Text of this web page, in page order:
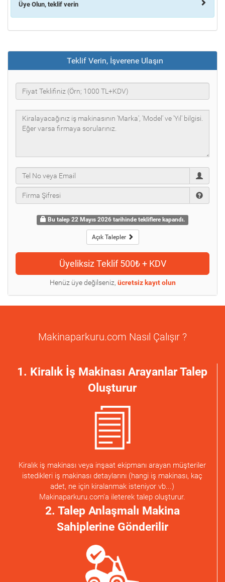
Üye Olun, teklif verin
Teklif Verin, İşverene Ulaşın
Bu talep 22 Mayıs 2026 tarihinde tekliflere kapandı.
Açık Talepler
Henüz üye değilseniz, ücretsiz kayıt olun
Makinaparkuru.com Nasıl Çalışır ?
1. Kiralık İş Makinası Arayanlar Talep
Oluşturur
Kiralık iş makinası veya inşaat ekipmanı arayan müşteriler
istedikleri iş makinası detaylarını (hangi iş makinası, kaç
adet, ne için kiralanmak isteniyor vb...)
Makinaparkuru.com'a ileterek talep oluşturur.
2. Talep Anlaşmalı Makina
Sahiplerine Gönderilir